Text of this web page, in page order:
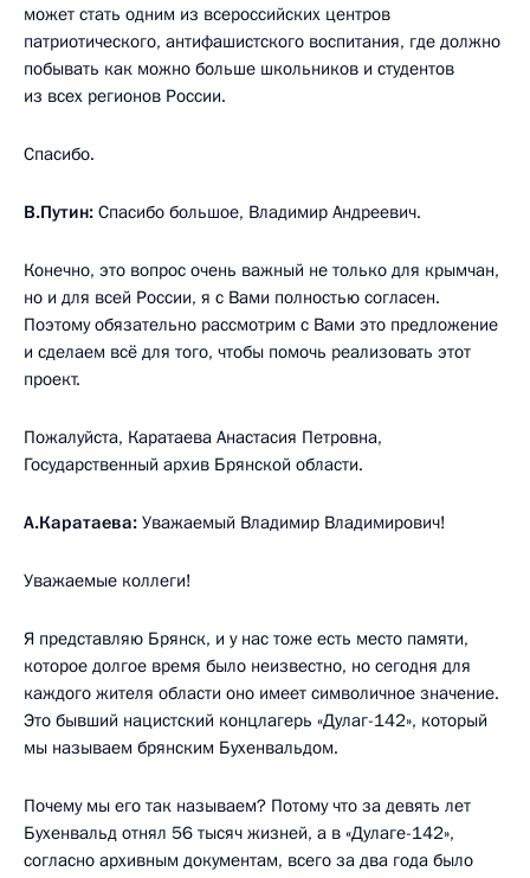
может стать одним из всероссийских центров
патриотического, антифашистского воспитания, где должно
побывать как можно больше школьников и студентов
из всех регионов России.
Спасибо.
В.Путин: Спасибо большое, Владимир Андреевич.
Конечно, это вопрос очень важный не только для крымчан,
но и для всей России, я с Вами полностью согласен.
Поэтому обязательно рассмотрим с Вами это предложение
и сделаем всё для того, чтобы помочь реализовать этот
проект.
Пожалуйста, Каратаева Анастасия Петровна,
Государственный архив Брянской области.
А.Каратаева: Уважаемый Владимир Владимирович!
Уважаемые коллеги!
Я представляю Брянск, и у нас тоже есть место памяти,
которое долгое время было неизвестно, но сегодня для
каждого жителя области оно имеет символичное значение.
Это бывший нацистский концлагерь «Дулаг-142», который
мы называем брянским Бухенвальдом.
Почему мы его так называем? Потому что за девять лет
Бухенвальд отнял 56 тысяч жизней, а в «Дулаге-142»,
согласно архивным документам, всего за два года было